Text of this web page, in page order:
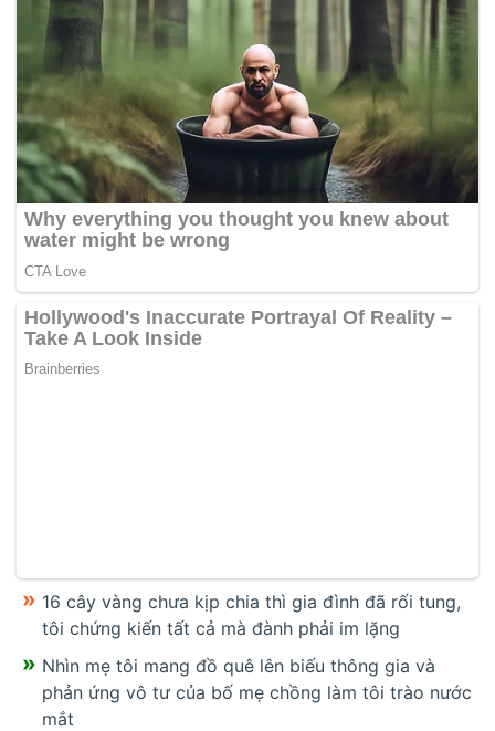
16 cây vàng chưa kịp chia thì gia đình đã rối tung,
tôi chứng kiến tất cả mà đành phải im lặng
Nhìn mẹ tôi mang đồ quê lên biếu thông gia và
phản ứng vô tư của bố mẹ chồng làm tôi trào nước
mắt